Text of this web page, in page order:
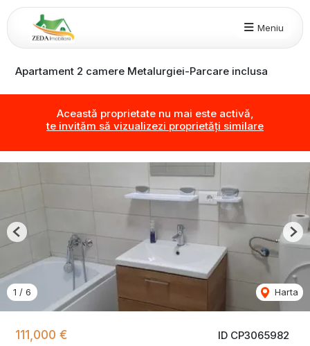
Meniu
Apartament 2 camere Metalurgiei-Parcare inclusa
Această proprietate nu mai este activă,
te invităm să vizualizezi proprietăți similare
ID CP3065982
111,000 €
1 / 6 Harta
Previous